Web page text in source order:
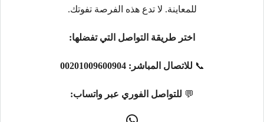
للمعاينة. لا تدع هذه الفرصة تفوتك.
اختر طريقة التواصل التي تفضلها:
📞 للاتصال المباشر: 00201009600904
💬 للتواصل الفوري عبر واتساب: